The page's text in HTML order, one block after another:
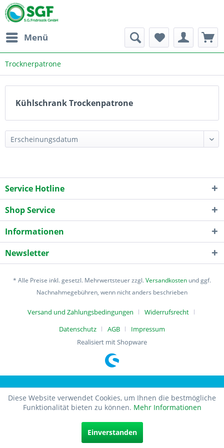
Menü
Trocknerpatrone
Kühlschrank Trockenpatrone
Service Hotline
Shop Service
Informationen
Newsletter
* Alle Preise inkl. gesetzl. Mehrwertsteuer zzgl.Versandkosten und ggf.
Nachnahmegebühren, wenn nicht anders beschrieben
Versand und Zahlungsbedingungen
Widerrufsrecht
Datenschutz
AGB
Impressum
Realisiert mit Shopware
Diese Website verwendet Cookies, um Ihnen die bestmögliche
Funktionalität bieten zu können. Mehr Informationen
Einverstanden